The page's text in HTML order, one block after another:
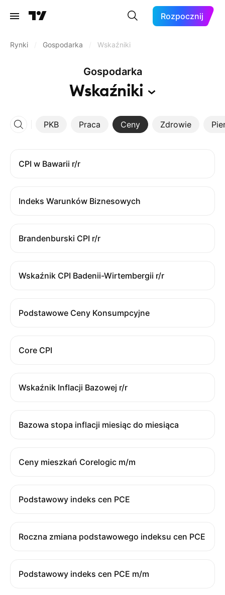
Rozpocznij
Rynki Gospodarka Wskaźniki
Gospodarka
Wskaźniki
PKB Praca Ceny Zdrowie
CPI w Bawarii r/r
Indeks Warunków Biznesowych
Brandenburski CPI r/r
Wskaźnik CPI Badenii-Wirtembergii r/r
Podstawowe Ceny Konsumpcyjne
Core CPI
Wskaźnik Inflacji Bazowej r/r
Bazowa stopa inflacji miesiąc do miesiąca
Ceny mieszkań Corelogic m/m
Podstawowy indeks cen PCE
Roczna zmiana podstawowego indeksu cen PCE
Podstawowy indeks cen PCE m/m